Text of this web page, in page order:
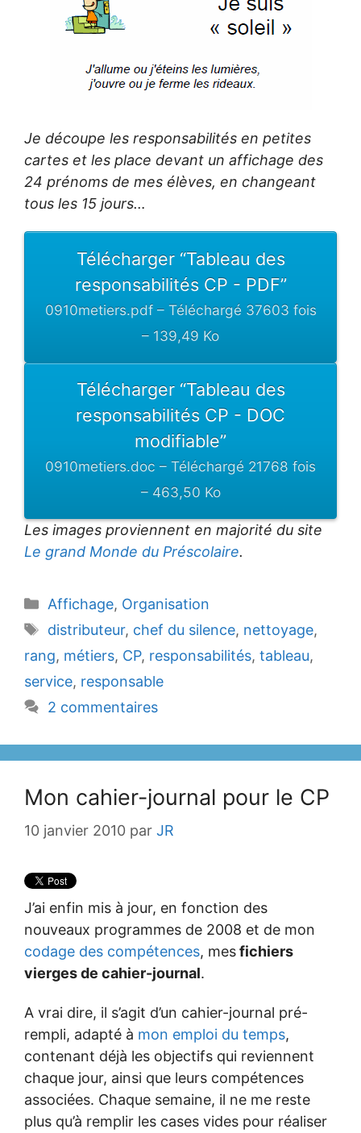
Je découpe les responsabilités en petites
cartes et les place devant un affichage des
24 prénoms de mes élèves, en changeant
tous les 15 jours…
Télécharger “Tableau des
responsabilités CP - PDF”
0910metiers.pdf – Téléchargé 37603 fois
– 139,49 Ko
Télécharger “Tableau des
responsabilités CP - DOC
modifiable”
0910metiers.doc – Téléchargé 21768 fois
– 463,50 Ko
Les images proviennent en majorité du site
Le grand Monde du Préscolaire.
Catégories
Affichage, Organisation
Étiquettes
distributeur, chef du silence, nettoyage,
rang, métiers, CP, responsabilités, tableau,
service, responsable
2 commentaires
Mon cahier-journal pour le CP
10 janvier 2010 par JR
J’ai enfin mis à jour, en fonction des
nouveaux programmes de 2008 et de mon
codage des compétences, mesfichiers
vierges de cahier-journal.
A vrai dire, il s’agit d’un cahier-journal pré-
rempli, adapté à mon emploi du temps,
contenant déjà les objectifs qui reviennent
chaque jour, ainsi que leurs compétences
associées. Chaque semaine, il ne me reste
plus qu’à remplir les cases vides pour réaliser